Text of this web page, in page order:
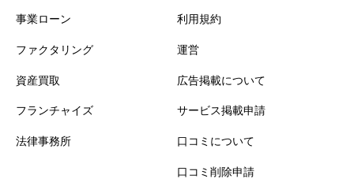
事業ローン
ファクタリング
資産買取
フランチャイズ
法律事務所
利用規約
運営
広告掲載について
サービス掲載申請
口コミについて
口コミ削除申請